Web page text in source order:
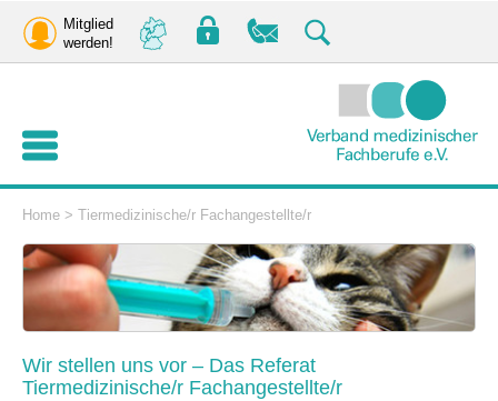
Mitglied
werden!
Home > Tiermedizinische/r Fachangestellte/r
Wir stellen uns vor – Das Referat
Tiermedizinische/r Fachangestellte/r